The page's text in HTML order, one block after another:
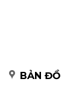
BẢN ĐỒ